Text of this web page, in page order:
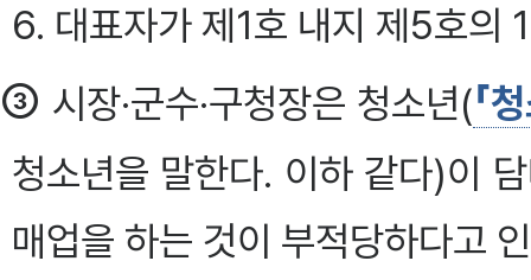
6. 대표자가 제1호 내지 제5호의
③ 시장·군수·구청장은 청소년(「
청소년을 말한다. 이하 같다)이
매업을 하는 것이 부적당하다고